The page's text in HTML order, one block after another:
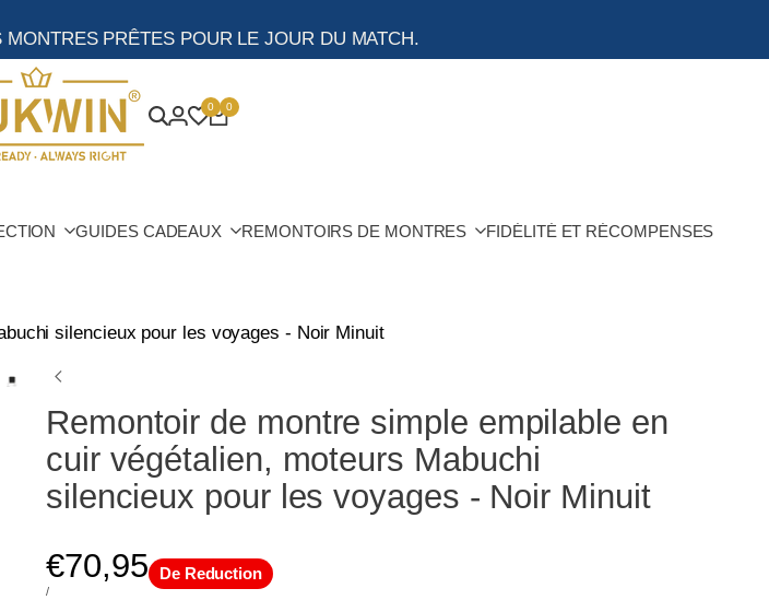
PRÊTES POUR LE JOUR DU MATCH.
0 0
GUIDES CADEAUX REMONTOIRS DE MONTRES FIDÉLITÉ ET RÉCOMPENSES
silencieux pour les voyages - Noir Minuit
Remontoir de montre simple empilable en
cuir végétalien, moteurs Mabuchi
silencieux pour les voyages - Noir Minuit
Prix
€70,95
PRIX
/PAR
De Reduction